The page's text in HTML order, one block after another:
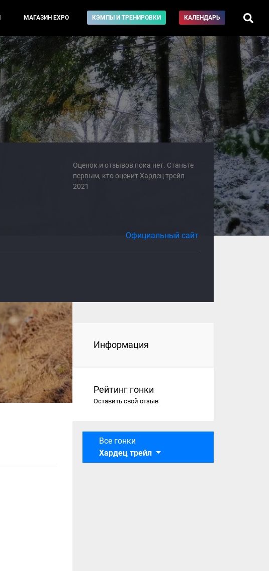
МАГАЗИН EXPO КЭМПЫ И ТРЕНИРОВКИ КАЛЕНДАРЬ
Оценок и отзывов пока нет. Станьте
первым, кто оценит Хардец трейл
2021
Официальный сайт
Информация
Рейтинг гонки
Оставить свой отзыв
Все гонки
Хардец трейл